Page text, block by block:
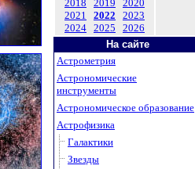
2018
2019
2020
2021
2022
2023
2024 2025 2026
На сайте
Астрометрия
Астрономические
инструменты
Астрономическое образование
Астрофизика
Галактики
Звезды